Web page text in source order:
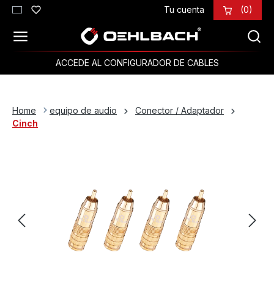
Saltar al contenido principal Tu cuenta (0)
ACCEDE AL CONFIGURADOR DE CABLES
Home equipo de audio
Conector / Adaptador
Cinch